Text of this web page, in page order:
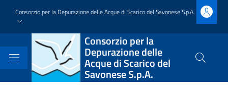
contenuto
Consorzio per la Depurazione delle Acque di Scarico del Savonese S.p.A.
Block
it-
Consorzio per la
Depurazione delle
Acque di Scarico del
Savonese S.p.A.
Cerca
sito